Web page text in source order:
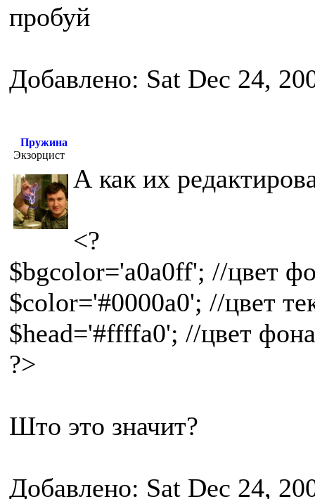
пробуй
Добавлено: Sat Dec 24,
Пружина
Экзорцист
А как их
<?
$bgcolor='a0a0ff'; //цвет
$color='#0000a0'; //цвет
$head='#ffffa0'; //цвет
?>
Што это значит?
Добавлено: Sat Dec 24,